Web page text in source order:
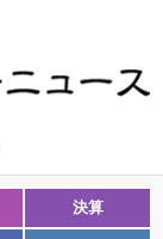
決算